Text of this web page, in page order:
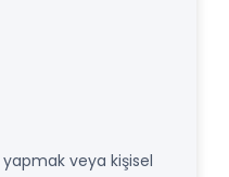
yapmak veya kişisel